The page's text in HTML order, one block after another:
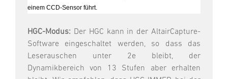
einem CCD-Sensor führt.
HGC-Modus: Der HGC kann in der AltairCapture-
Software eingeschaltet werden, so dass das
Leserauschen unter 2e bleibt, der
Dynamikbereich von 13 Stufen aber erhalten